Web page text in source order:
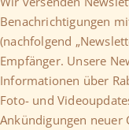
Benachrichtigungen
(nachfolgend
Empfänger. Unsere
Informationen über
Foto- und
Ankündigungen neuer